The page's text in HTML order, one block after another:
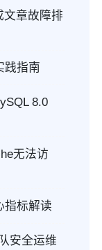
文章故障排
践指南
8.0
无法访
指标解读
安全运维